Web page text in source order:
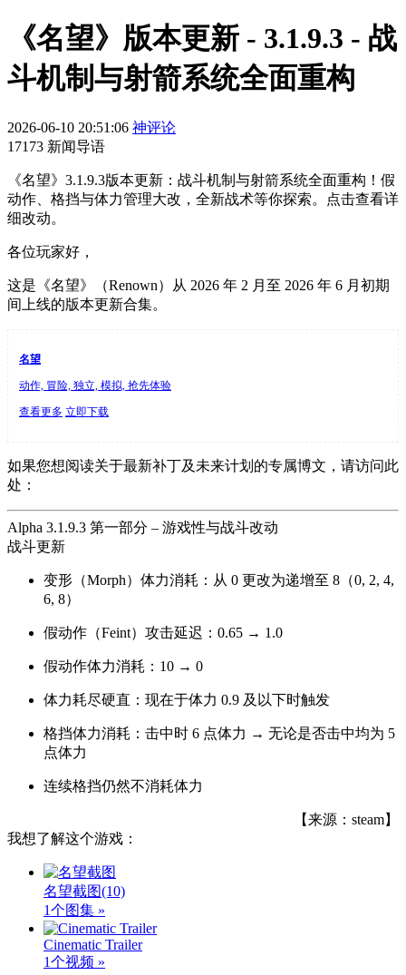
《名望》版本更新 - 3.1.9.3 - 战
斗机制与射箭系统全面重构
2026-06-10 20:51:06 神评论
17173 新闻导语
《名望》3.1.9.3版本更新：战斗机制与射箭系统全面重构！假
动作、格挡与体力管理大改，全新战术等你探索。点击查看详
细改动。
各位玩家好，
这是《名望》（Renown）从 2026 年 2 月至 2026 年 6 月初期
间上线的版本更新合集。
名望
动作, 冒险, 独立, 模拟, 抢先体验
查看更多 立即下载
如果您想阅读关于最新补丁及未来计划的专属博文，请访问此
处：
Alpha 3.1.9.3 第一部分 – 游戏性与战斗改动
战斗更新
变形（Morph）体力消耗：从 0 更改为递增至 8（0, 2, 4,
6, 8）
假动作（Feint）攻击延迟：0.65 → 1.0
假动作体力消耗：10 → 0
体力耗尽硬直：现在于体力 0.9 及以下时触发
格挡体力消耗：击中时 6 点体力 → 无论是否击中均为 5
点体力
连续格挡仍然不消耗体力
【来源：steam】
我想了解这个游戏：
名望截图(10)
1个图集 »
Cinematic Trailer
1个视频 »